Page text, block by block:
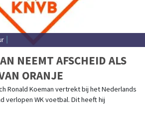
NEEMT AFSCHEID ALS
ORANJE
Ronald Koeman vertrekt bij het Nederlands
verlopen WK voetbal. Dit heeft hij